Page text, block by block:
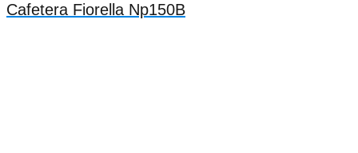
Cafetera Fiorella Np150B